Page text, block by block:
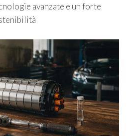
avanzate e un forte